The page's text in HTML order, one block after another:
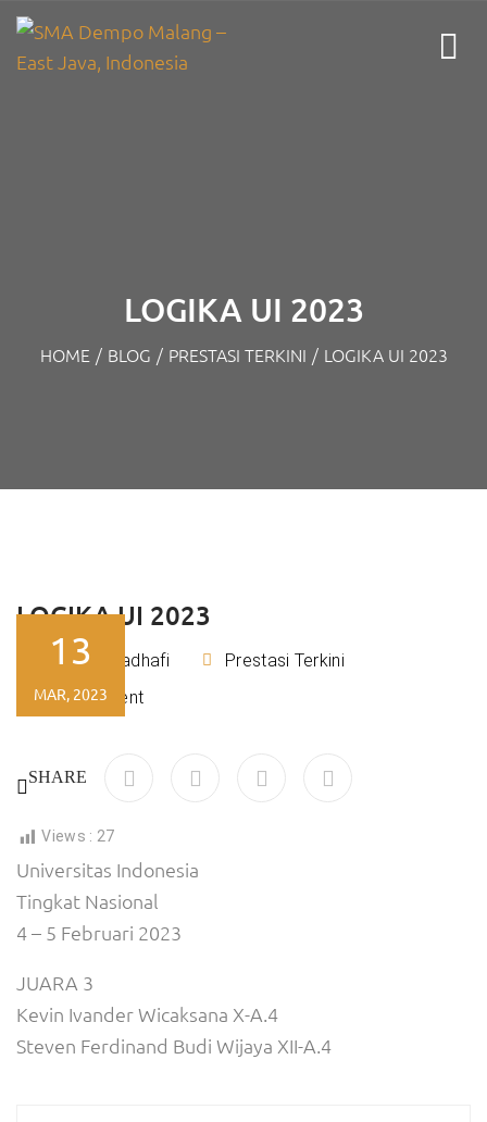
LOGIKA UI 2023
HOME / BLOG / PRESTASI TERKINI / LOGIKA UI 2023
LOGIKA UI 2023
Rizky Kadhafi
Prestasi Terkini
No Comment
13
MAR, 2023
SHARE
Views : 27
Universitas Indonesia
Tingkat Nasional
4 – 5 Februari 2023
JUARA 3
Kevin Ivander Wicaksana X-A.4
Steven Ferdinand Budi Wijaya XII-A.4